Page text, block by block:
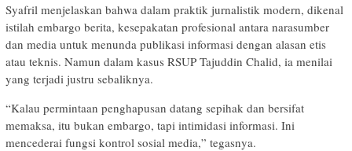
Syafril menjelaskan bahwa dalam praktik jurnalistik modern, dikenal
istilah embargo berita, kesepakatan profesional antara narasumber
dan media untuk menunda publikasi informasi dengan alasan etis
atau teknis. Namun dalam kasus RSUP Tajuddin Chalid, ia menilai
yang terjadi justru sebaliknya.
“Kalau permintaan penghapusan datang sepihak dan bersifat
memaksa, itu bukan embargo, tapi intimidasi informasi. Ini
mencederai fungsi kontrol sosial media,” tegasnya.